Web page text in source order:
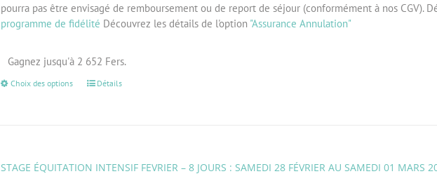
pourra pas être envisagé de remboursement ou de report de séjour (conformément à nos CGV).
programme de fidélité Découvrez les détails de l'option "Assurance Annulation"
Gagnez jusqu'à 2 652 Fers.
Choix des options Détails
STAGE ÉQUITATION INTENSIF FEVRIER – 8 JOURS : SAMEDI 28 FÉVRIER AU SAMEDI 01 MARS